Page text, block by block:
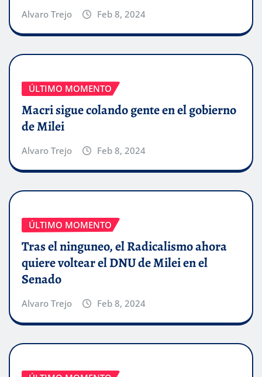
Alvaro Trejo Feb 8, 2024
ÚLTIMO MOMENTO
Macri sigue colando gente en el gobierno
de Milei
Alvaro Trejo Feb 8, 2024
ÚLTIMO MOMENTO
Tras el ninguneo, el Radicalismo ahora
quiere voltear el DNU de Milei en el
Senado
Alvaro Trejo Feb 8, 2024